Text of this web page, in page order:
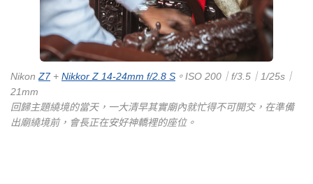
Nikon Z7+ Nikkor Z 14-24mm f/2.8 S 。ISO 200｜f/3.5｜1/25s｜
21mm
回歸主題繞境的當天，一大清早其實廟內就忙得不可開交，在準備
出廟繞境前，會長正在安好神轎裡的座位。